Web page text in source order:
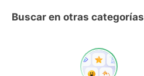
Buscar en otras categorías